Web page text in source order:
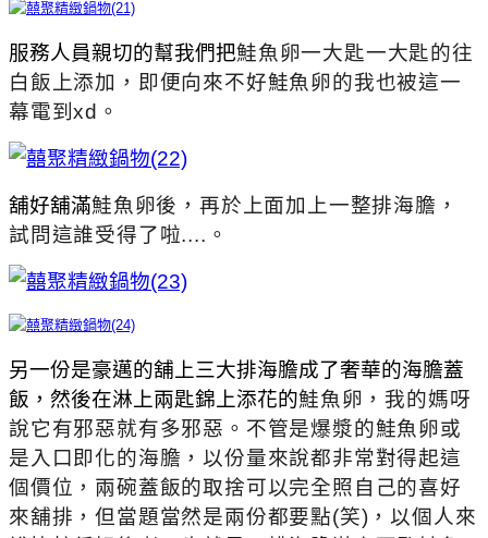
服務人員親切的幫我們把鮭魚卵一大匙一大匙的往
白飯上添加，即便向來不好鮭魚卵的我也被這一
幕電到xd。
舖好舖滿鮭魚卵後，再於上面加上一整排海膽，
試問這誰受得了啦....。
另一份是豪邁的舖上三大排海膽成了奢華的海膽蓋
飯，然後在淋上兩匙錦上添花的鮭魚卵，我的媽呀
說它有邪惡就有多邪惡。不管是爆漿的鮭魚卵或
是入口即化的海膽，以份量來說都非常對得起這
個價位，兩碗蓋飯的取捨可以完全照自己的喜好
來舖排，但當題當然是兩份都要點(笑)，以個人來